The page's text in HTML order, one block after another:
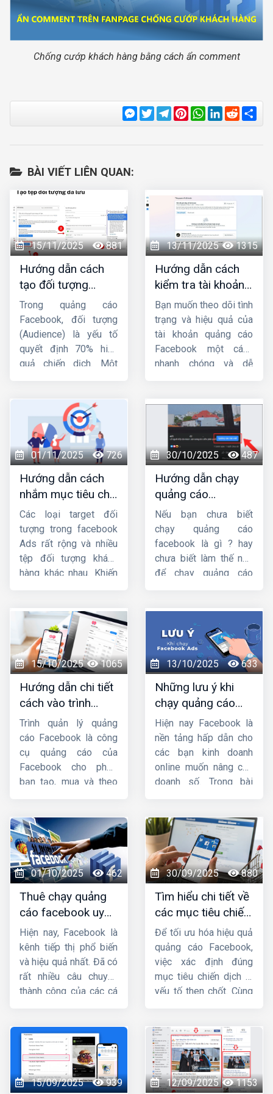
Chống cướp khách hàng bằng cách ẩn comment
Messenger
TwitterTelegram
Pinterest
WhatsApp
LinkedIn
Reddit
BÀI VIẾT LIÊN QUAN:
15/11/2025 881
Hướng dẫn cách
tạo đối tượng
quảng cáo trên
Facebook từ A-Z
Trong quảng cáo
Facebook, đối tượng
(Audience) là yếu tố
quyết định 70% hiệu
quả chiến dịch. Một
nhắm sai tệp người
dùng thì tỷ lệ chuyển
đổi vẫn thấp. Vì vậy,
việc nắm vữngcách
tạo đối tượng quảng
cáo trên Facebook
kỹ năng bắt buộc đối
với bất kỳ nhà quảng
cáo nào, dù bạn là
người mới hay đã chạy
Ads lâu năm.
13/11/2025 1315
Hướng dẫn cách
kiểm tra tài khoản
quảng cáo
facebook đơn giản,
nhanh chóng
Bạn muốn theo dõi tình
trạng và hiệu quả của
tài khoản quảng cáo
Facebook một cách
nhanh chóng và dễ
dẫn bạncách kiểm
tra tài khoản quảng
cáo Facebookđơn
giản và hiệu quả, giúp
bạn nắm bắt mọi thông
tin cần thiết để tối ưu
hóa chiến dịch.
01/11/2025 726
Hướng dẫn cách
nhắm mục tiêu chi
tiết trong quảng
cáo facebook
Các loại target đối
tượng trong facebook
Ads rất rộng và nhiều
tệp đối tượng khách
hàng khác nhau. Khiến
vì không biết nên sử
dụng ads target gì phù
hợp với sản phẩm/
dịch vụ của mình.
Trong bài chia sẻ này,
HIGsẽ hướng dẫn
cách nhắm mục tiêu
chi tiết trong quảng
cáo facebook. Mời
các bạn cùng theo dõi
nhá.
30/10/2025 487
Hướng dẫn chạy
quảng cáo
facebook từ a đến
z từ chuyên gia
Nếu bạn chưa biết
chạy quảng cáo
facebook là gì ? hay
chưa biết làm thế nào
để chạy quảng cáo
facebook từ a đến
zcủaCông ty HIG
để
nắm rõ nhé !
15/10/2025 1065
Hướng dẫn chi tiết
cách vào trình
quản lý quảng cáo
trên facebook
Trình quản lý quảng
cáo Facebook là công
cụ quảng cáo của
Facebook cho phép
bạn tạo, mua và theo
sẽ cung cấp cho bạn
cách vào trình quản
lý quảng cáo trên
Facebookbằng điện
thoại, máy tính một
cách nhanh chóng.
13/10/2025 633
Những lưu ý khi
chạy quảng cáo
facebook mà bạn
cần phải biết
Hiện nay Facebook là
nền tảng hấp dẫn cho
các bạn kinh doanh
online muốn nâng cao
doanh số. Trong bài
hiểu
những lưu ý khi
chạy quảng cáo
facebooknhé !
01/10/2025
462
Thuê chạy quảng
cáo facebook uy
tín, chuyên nghiệp,
hiệu quả ở đâu ?
Hiện nay, Facebook là
kênh tiếp thị phổ biến
và hiệu quả nhất. Đã có
rất nhiều câu chuyện
thành công của các cá
lợi hại này. Facebook
luôn mở ra những cơ
hội bất tận cho tất cả
mọi người biết nắm bắt
30/09/2025 880
Tìm hiểu chi tiết về
các mục tiêu chiến
dịch quảng cáo
facebook
Để tối ưu hóa hiệu quả
quảng cáo Facebook,
việc xác định đúng
mục tiêu chiến dịch là
yếu tố then chốt. Cùng
tiêu chiến dịch quảng
cáo facebooktrong
bài viết này.
15/09/2025
939 12/09/2025 1153